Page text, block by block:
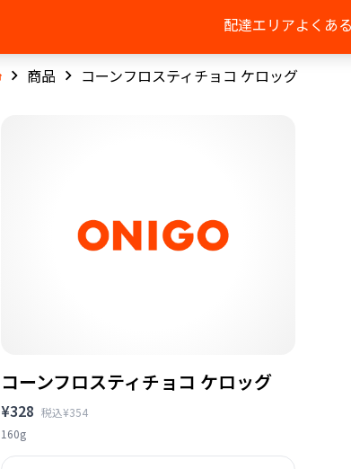
配達エリアよくあ
商品 コーンフロスティチョコ ケロッグ
コーンフロスティチョコ ケロッグ
¥328 税込¥354
160g